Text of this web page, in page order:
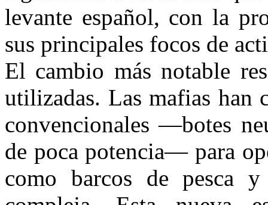
levante español, con la
sus principales focos de
El cambio más notable
utilizadas. Las mafias han
convencionales —botes
de poca potencia— para
como barcos de pesca